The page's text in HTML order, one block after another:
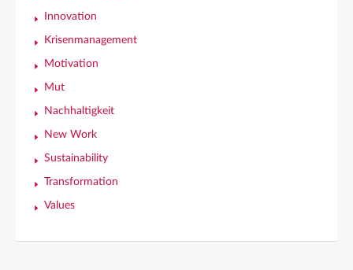
Innovation
Krisenmanagement
Motivation
Mut
Nachhaltigkeit
New Work
Sustainability
Transformation
Values